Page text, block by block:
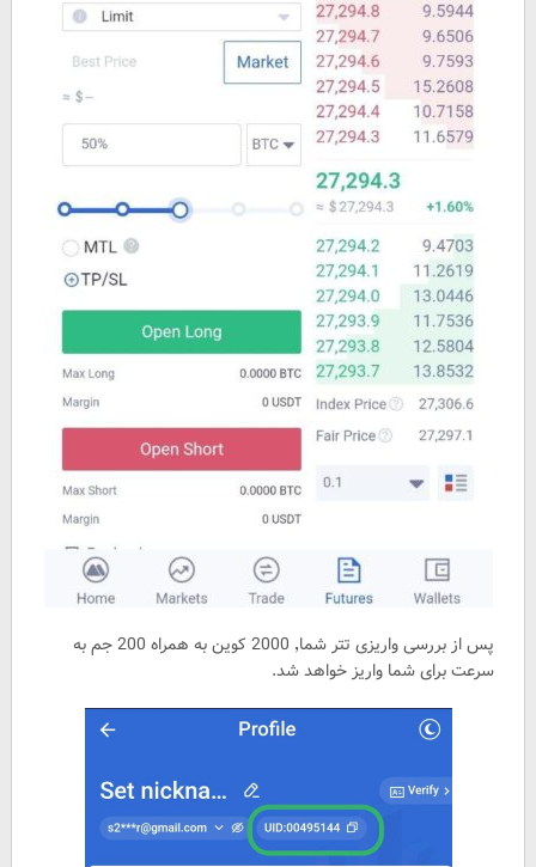
پس از بررسی واریزی تتر شما٬ 2000 کوین به همراه 200 جم به
سرعت برای شما واریز خواهد شد.